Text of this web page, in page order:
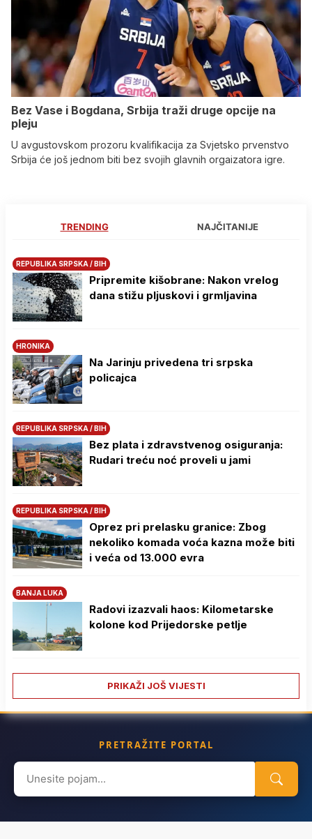
Bez Vase i Bogdana, Srbija traži druge opcije na
pleju
U avgustovskom prozoru kvalifikacija za Svjetsko prvenstvo
Srbija će još jednom biti bez svojih glavnih orgaizatora igre.
TRENDING NAJČITANIJE
REPUBLIKA SRPSKA / BIH
Pripremite kišobrane: Nakon vrelog
dana stižu pljuskovi i grmljavina
HRONIKA
Na Јarinju privedena tri srpska
policajca
REPUBLIKA SRPSKA / BIH
Bez plata i zdravstvenog osiguranja:
Rudari treću noć proveli u jami
REPUBLIKA SRPSKA / BIH
Oprez pri prelasku granice: Zbog
nekoliko komada voća kazna može biti
i veća od 13.000 evra
BANJA LUKA
Radovi izazvali haos: Kilometarske
kolone kod Prijedorske petlje
PRIKAŽI JOŠ VIJESTI
PRETRAŽITE PORTAL
Search
for: